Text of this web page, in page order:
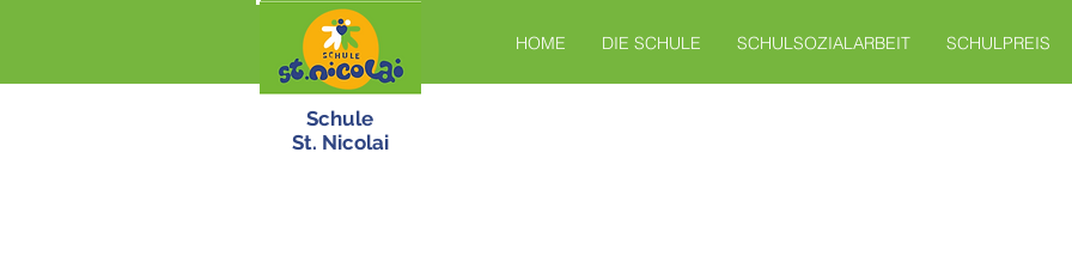
HOME DIE SCHULE SCHULSOZIALARBEIT SCHULPREIS
Schule
St. Nicolai